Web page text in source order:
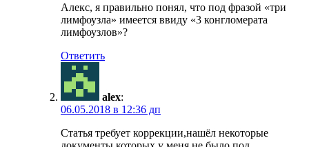
Алекс, я правильно понял, что под фразой «три
лимфоузла» имеется ввиду «3 конгломерата
лимфоузлов»?
Ответить
alex:
06.05.2018 в 12:36 дп
Статья требует коррекции,нашёл некоторые